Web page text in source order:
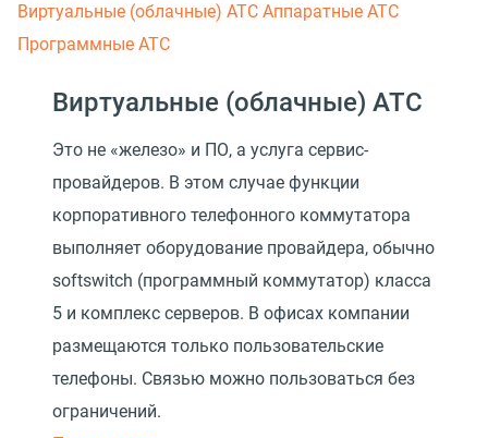
Виртуальные (облачные) АТС Аппаратные АТС
Программные АТС
Виртуальные (облачные) АТС
Это не «железо» и ПО, а услуга сервис-
провайдеров. В этом случае функции
корпоративного телефонного коммутатора
выполняет оборудование провайдера, обычно
softswitch (программный коммутатор) класса
5 и комплекс серверов. В офисах компании
размещаются только пользовательские
телефоны. Связью можно пользоваться без
ограничений.